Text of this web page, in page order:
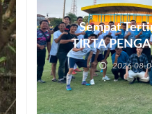
Sempat
TIRTA
2026-08-